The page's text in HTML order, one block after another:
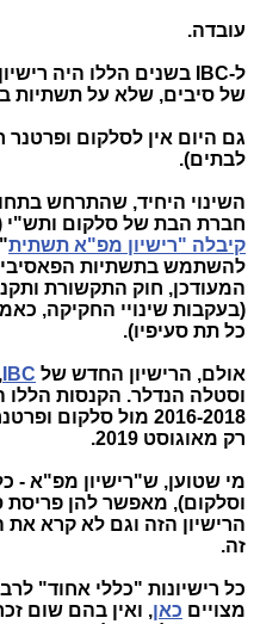
עובדה.
ל-IBC בשנים הללו היה רישיון מפ"א תשתית, לפריסה
של סיבים, שלא על תשתיות
גם היום אין לסלקום ופרטנר
לבתים).
חברת הבת של סלקום ותש"י
קיבלה "רישיון מפ"א תשתית
להשתמש בתשתיות
המעודכן, חוק התקשורת
(בעקבות שינויי החקיקה,
כל תת סעיפיו).
אולם, הרישיון החדש של IBC
וסטלה הנדלר. הקנסות הללו
רק מאוגוסט 2019.
מי שטוען, ש"רישיון מפ"א -
וסלקום), מאפשר להן
הרישיון הזה וגם לא קרא את
זה.
כל רישיונות "כללי אחוד"
מצויים כאן, ואין בהם שום